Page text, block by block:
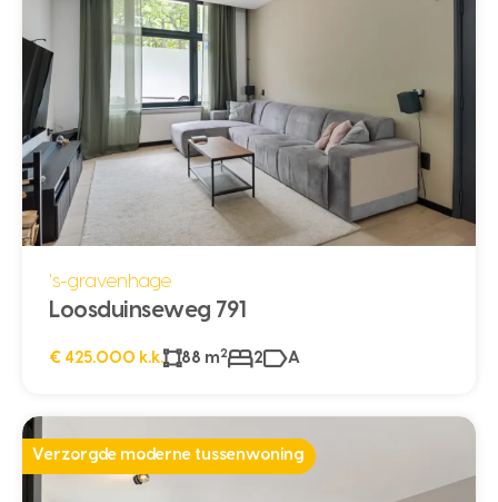
's-gravenhage
Loosduinseweg 791
€ 425.000 k.k. 88 m2 2 A
Verzorgde moderne tussenwoning